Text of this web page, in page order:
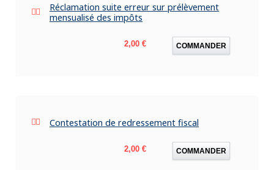
Réclamation suite erreur sur prélèvement
mensualisé des impôts
Prix
2,00 € COMMANDER
Contestation de redressement fiscal
Prix
2,00 € COMMANDER